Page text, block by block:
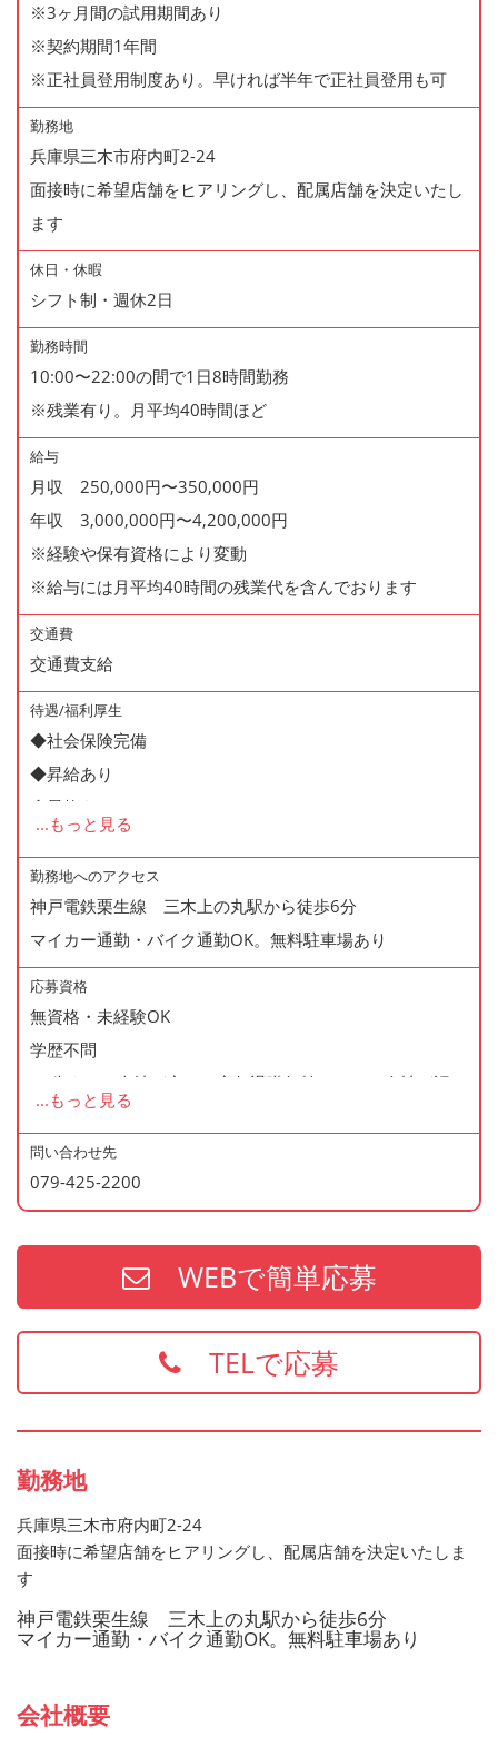
※3ヶ月間の試用期間あり
※契約期間1年間
※正社員登用制度あり。早ければ半年で正社員登用も可
勤務地
兵庫県三木市府内町2-24
面接時に希望店舗をヒアリングし、配属店舗を決定いたし
ます
休日・休暇
シフト制・週休2日
勤務時間
10:00〜22:00の間で1日8時間勤務
※残業有り。月平均40時間ほど
給与
月収 250,000円〜350,000円
年収 3,000,000円〜4,200,000円
※経験や保有資格により変動
※給与には月平均40時間の残業代を含んでおります
交通費
交通費支給
待遇/福利厚生
◆社会保険完備
◆昇給あり
◆昇格あり
◆正社員登用制度あり
◆寸志あり
◆有給休暇あり
◆産休・育休あり
◆交通費支給
◆資格支援制度あり
◆マイカー通勤・バイク通勤OK
◆無料駐車場あり
◆まかない制度あり（1日1食・無料）
◆社内の表彰制度あり
◆再雇用制度あり
◆制服貸与
... もっと見る
勤務地へのアクセス
神戸電鉄栗生線 三木上の丸駅から徒歩6分
マイカー通勤・バイク通勤OK。無料駐車場あり
応募資格
無資格・未経験OK
学歴不問
60歳まで（当社が定める定年退職年齢のため・会社が認め
た場合はこの限りではありません）
＜歓迎資格＞
・2年以上の勤務経験がある方
・調理師免許
※上記の資格、経験をお持ちの方は給与面などを優遇いた
... もっと見る
問い合わせ先
079-425-2200
WEBで簡単応募
TELで応募
勤務地
兵庫県三木市府内町2-24
面接時に希望店舗をヒアリングし、配属店舗を決定いたしま
す
神戸電鉄栗生線 三木上の丸駅から徒歩6分
マイカー通勤・バイク通勤OK。無料駐車場あり
会社概要